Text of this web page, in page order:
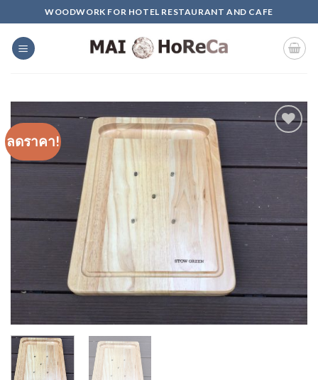
to
content
WOODWORK FOR HOTEL RESTAURANT AND CAFE
ลดราคา!
Wishlist